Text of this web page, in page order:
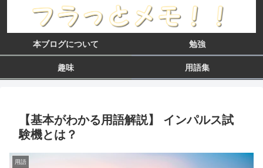
本ブログについて 勉強
趣味 用語集
【基本がわかる用語解説】 インパルス試
験機とは？
用語